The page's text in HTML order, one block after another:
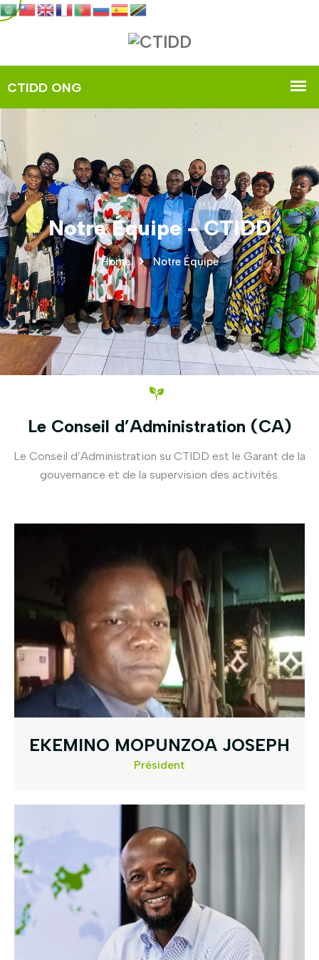
Notre Équipe - CTIDD
Home Notre Équipe
Le Conseil d’Administration (CA)
Le Conseil d’Administration su CTIDD est le Garant de la
gouvernance et de la supervision des activités.
EKEMINO MOPUNZOA JOSEPH
Président